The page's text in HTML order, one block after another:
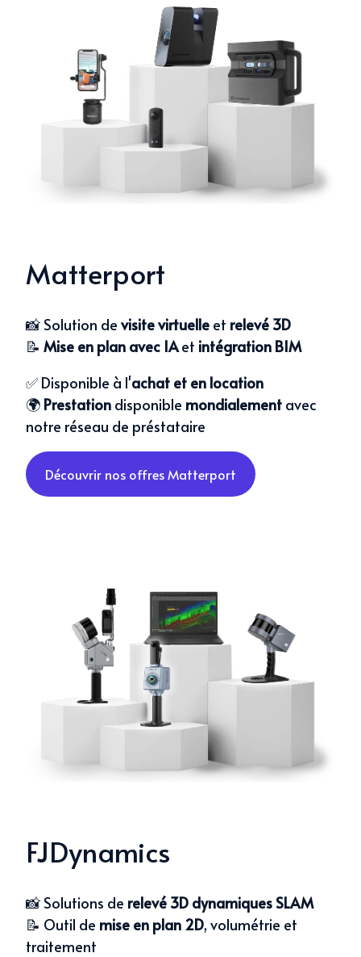
Matterport
📸 Solution de visite virtuelle et relevé 3D
📝 Mise en plan avec IAet intégration BIM
✅ Disponible à l'achat et en location
🌍 Prestation disponible mondialement avec
notre réseau de préstataire
Découvrir nos offres Matterport
FJDynamics
📸 Solutions de relevé 3D dynamiquesSLAM
📝 Outil de mise en plan 2D, volumétrie et
traitement